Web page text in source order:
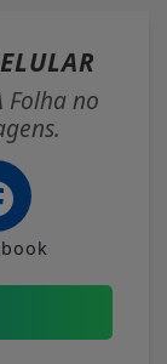
Folha no